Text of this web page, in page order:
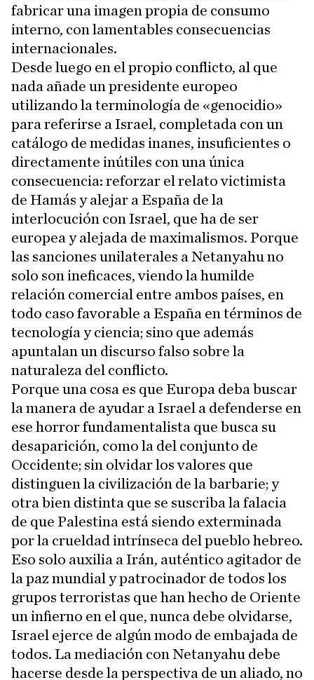
fabricar una imagen propia de consumo
interno, con lamentables consecuencias
internacionales.
Desde luego en el propio conflicto, al que
nada añade un presidente europeo
utilizando la terminología de «genocidio»
para referirse a Israel, completada con un
catálogo de medidas inanes, insuficientes o
directamente inútiles con una única
consecuencia: reforzar el relato victimista
de Hamás y alejar a España de la
interlocución con Israel, que ha de ser
europea y alejada de maximalismos. Porque
las sanciones unilaterales a Netanyahu no
solo son ineficaces, viendo la humilde
relación comercial entre ambos países, en
todo caso favorable a España en términos de
tecnología y ciencia; sino que además
apuntalan un discurso falso sobre la
naturaleza del conflicto.
Porque una cosa es que Europa deba buscar
la manera de ayudar a Israel a defenderse en
ese horror fundamentalista que busca su
desaparición, como la del conjunto de
Occidente; sin olvidar los valores que
distinguen la civilización de la barbarie; y
otra bien distinta que se suscriba la falacia
de que Palestina está siendo exterminada
por la crueldad intrínseca del pueblo hebreo.
Eso solo auxilia a Irán, auténtico agitador de
la paz mundial y patrocinador de todos los
grupos terroristas que han hecho de Oriente
un infierno en el que, nunca debe olvidarse,
Israel ejerce de algún modo de embajada de
todos. La mediación con Netanyahu debe
hacerse desde la perspectiva de un aliado, no